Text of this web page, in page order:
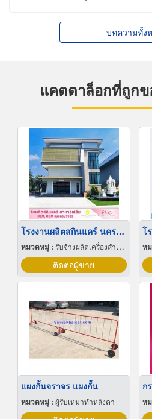
บทความทั้ง
แคตตาล็อกที่ถูก
โรงงานผลิตสกินแคร์ นครปฐม
หมวดหมู่ : รับจ้างผลิตเครื่องสำอาง
ติดต่อผู้ขาย
โ
ห
แผงกั้นจราจร แผงกั้น
หมวดหมู่ : ผู้รับเหมาทำหลังคา ห